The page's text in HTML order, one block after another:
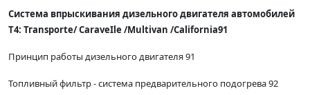
Система впрыскивания дизельного двигателя автомобилей
Т4: Тгаnsporte/ СаraveIle /Multivan /California91
Принцип работы дизельного двигателя 91
Топливный фильтр - система предварительного подогрева 92